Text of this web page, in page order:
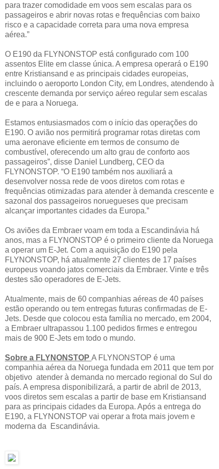
para trazer comodidade em voos sem escalas para os
passageiros e abrir novas rotas e frequências com baixo
risco e a capacidade correta para uma nova empresa
aérea.”
O E190 da FLYNONSTOP está configurado com 100
assentos Elite em classe única. A empresa operará o E190
entre Kristiansand e as principais cidades europeias,
incluindo o aeroporto London City, em Londres, atendendo à
crescente demanda por serviço aéreo regular sem escalas
de e para a Noruega.
Estamos entusiasmados com o início das operações do
E190. O avião nos permitirá programar rotas diretas com
uma aeronave eficiente em termos de consumo de
combustível, oferecendo um alto grau de conforto aos
passageiros”, disse Daniel Lundberg, CEO da
FLYNONSTOP. “O E190 também nos auxiliará a
desenvolver nossa rede de voos diretos com rotas e
frequências otimizadas para atender à demanda crescente e
sazonal dos passageiros noruegueses que precisam
alcançar importantes cidades da Europa.”
Os aviões da Embraer voam em toda a Escandinávia há
anos, mas a FLYNONSTOP é o primeiro cliente da Noruega
a operar um E-Jet. Com a aquisição do E190 pela
FLYNONSTOP, há atualmente 27 clientes de 17 países
europeus voando jatos comerciais da Embraer. Vinte e três
destes são operadores de E-Jets.
Atualmente, mais de 60 companhias aéreas de 40 países
estão operando ou tem entregas futuras confirmadas de E-
Jets. Desde que colocou esta família no mercado, em 2004,
a Embraer ultrapassou 1.100 pedidos firmes e entregou
mais de 900 E-Jets em todo o mundo.
Sobre a FLYNONSTOP A FLYNONSTOP é uma
companhia aérea da Noruega fundada em 2011 que tem por
objetivo atender à demanda no mercado regional do Sul do
país. A empresa disponibilizará, a partir de abril de 2013,
voos diretos sem escalas a partir de base em Kristiansand
para as principais cidades da Europa. Após a entrega do
E190, a FLYNONSTOP vai operar a frota mais jovem e
moderna da Escandinávia.